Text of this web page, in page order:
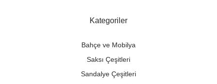
Kategoriler
Bahçe ve Mobilya
Saksı Çeşitleri
Sandalye Çeşitleri